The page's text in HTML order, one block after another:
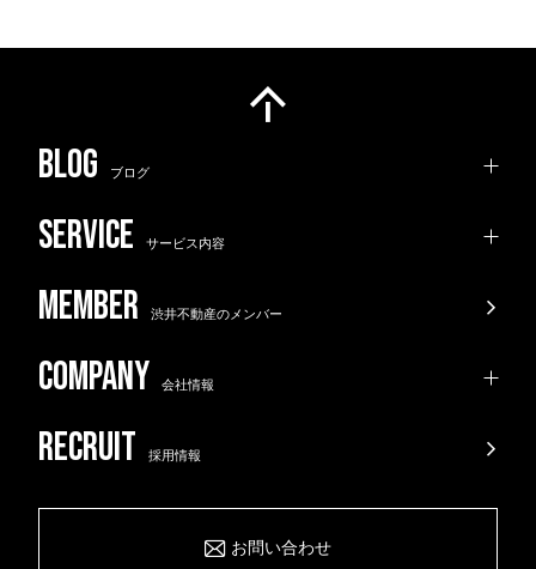
ブログ
サービス内容
渋井不動産のメンバー
会社情報
採用情報
お問い合わせ